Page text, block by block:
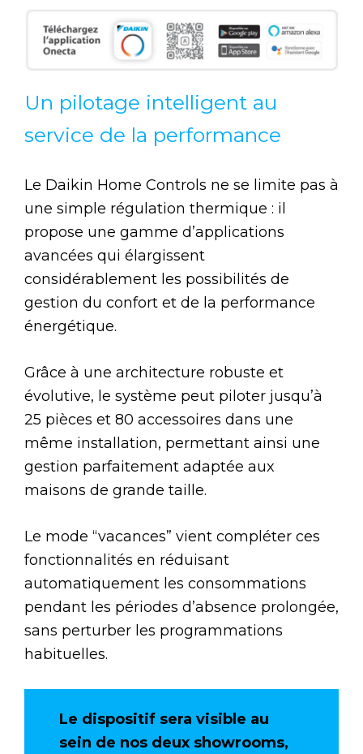
Un pilotage intelligent au
service de la performance
Le Daikin Home Controls ne se limite pas à
une simple régulation thermique : il
propose une gamme d’applications
avancées qui élargissent
considérablement les possibilités de
gestion du confort et de la performance
énergétique.
Grâce à une architecture robuste et
évolutive, le système peut piloter jusqu’à
25 pièces et 80 accessoires dans une
même installation, permettant ainsi une
gestion parfaitement adaptée aux
maisons de grande taille.
Le mode “vacances” vient compléter ces
fonctionnalités en réduisant
automatiquement les consommations
pendant les périodes d’absence prolongée,
sans perturber les programmations
habituelles.
Le dispositif sera visible au
sein de nos deux showrooms,